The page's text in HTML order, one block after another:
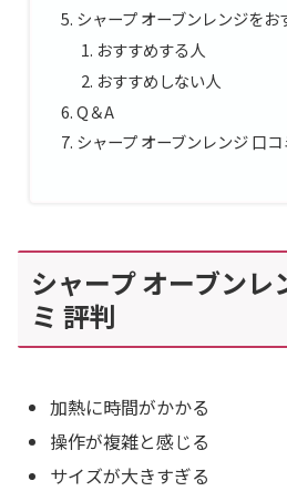
シャープ オーブンレンジを
おすすめする人
おすすめしない人
Q＆A
シャープ オーブンレンジ 口
シャープ オーブンレ
ミ 評判
加熱に時間がかかる
操作が複雑と感じる
サイズが大きすぎる